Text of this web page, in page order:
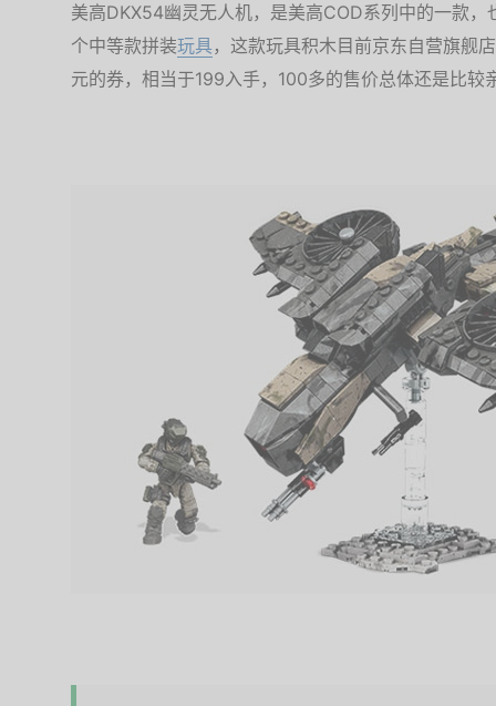
美高DKX54幽灵无人机，是美高COD系列中的一款
个中等款拼装玩具 ，这款玩具积木目前京东自营旗舰
元的券，相当于199入手，100多的售价总体还是比较